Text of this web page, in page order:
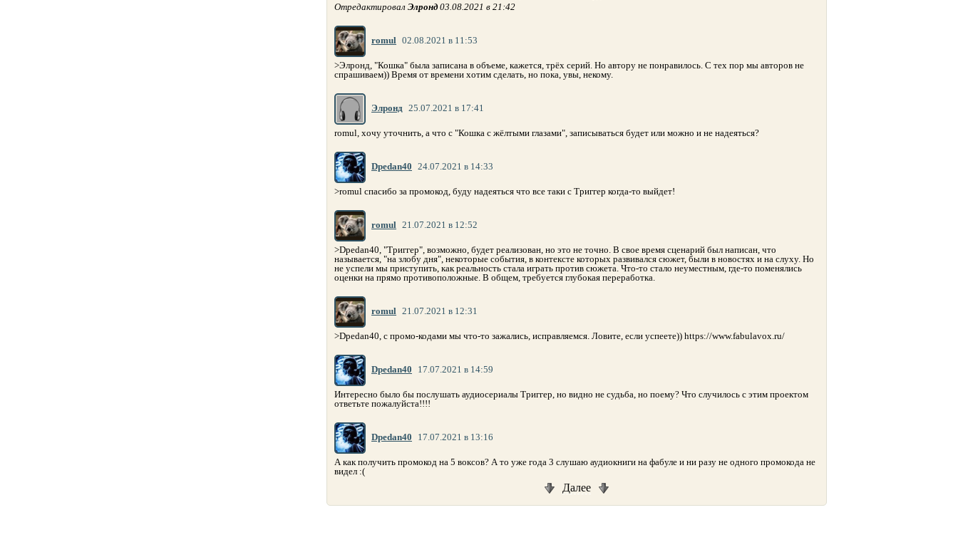
Отредактировал Элронд03.08.2021 в 21:42
romul 02.08.2021 в 11:53
>Элронд, "Кошка" была записана в объеме, кажется, трёх серий. Но автору не понравилось. С тех пор мы авторов не
спрашиваем)) Время от времени хотим сделать, но пока, увы, некому.
Элронд 25.07.2021 в 17:41
romul, хочу уточнить, а что с "Кошка с жёлтыми глазами", записываться будет или можно и не надеяться?
Dpedan40 24.07.2021 в 14:33
>romul спасибо за промокод, буду надеяться что все таки с Триггер когда-то выйдет!
romul 21.07.2021 в 12:52
>Dpedan40, "Триггер", возможно, будет реализован, но это не точно. В свое время сценарий был написан, что
называется, "на злобу дня", некоторые события, в контексте которых развивался сюжет, были в новостях и на слуху. Но
не успели мы приступить, как реальность стала играть против сюжета. Что-то стало неуместным, где-то поменялись
оценки на прямо противоположные. В общем, требуется глубокая переработка.
romul 21.07.2021 в 12:31
>Dpedan40, с промо-кодами мы что-то зажались, исправляемся. Ловите, если успеете)) https://www.fabulavox.ru/
Dpedan40 17.07.2021 в 14:59
Интересно было бы послушать аудиосериалы Триггер, но видно не судьба, но поему? Что случилось с этим проектом
ответьте пожалуйста!!!!
Dpedan40 17.07.2021 в 13:16
А как получить промокод на 5 воксов? А то уже года 3 слушаю аудиокниги на фабуле и ни разу не одного промокода не
видел :(
Далее